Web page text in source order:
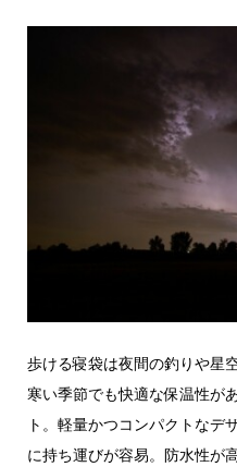
歩ける寝袋は夜間の釣りや星
寒い季節でも快適な保温性があ
ト。軽量かつコンパクトなデ
に持ち運びが容易。防水性が